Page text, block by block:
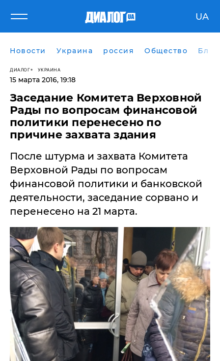
UA
Новости Украина россия Общество
ДИАЛОГ УКРАИНА
15 марта 2016, 19:18
Заседание Комитета Верховной
Рады по вопросам финансовой
политики перенесено по
причине захвата здания
После штурма и захвата Комитета
Верховной Рады по вопросам
финансовой политики и банковской
деятельности, заседание сорвано и
перенесено на 21 марта.